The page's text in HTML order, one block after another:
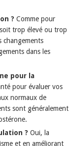
? Comme pour
trop élevé ou trop
changements
dans les
pour la
pour évaluer vos
normaux de
sont généralement
? Oui, la
et en améliorant